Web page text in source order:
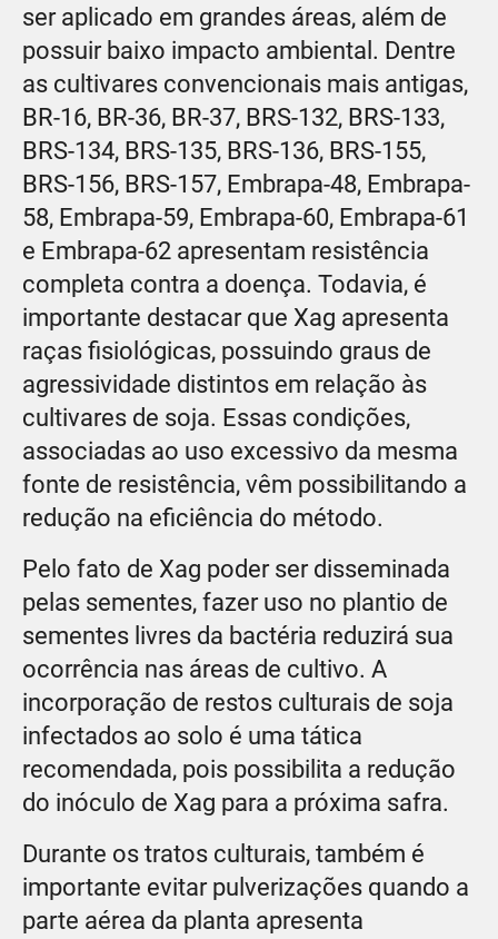
ser aplicado em grandes áreas, além de
possuir baixo impacto ambiental. Dentre
as cultivares convencionais mais antigas,
BR-16, BR-36, BR-37, BRS-132, BRS-133,
BRS-134, BRS-135, BRS-136, BRS-155,
BRS-156, BRS-157, Embrapa-48, Embrapa-
58, Embrapa-59, Embrapa-60, Embrapa-61
e Embrapa-62 apresentam resistência
completa contra a doença. Todavia, é
importante destacar que Xag apresenta
raças fisiológicas, possuindo graus de
agressividade distintos em relação às
cultivares de soja. Essas condições,
associadas ao uso excessivo da mesma
fonte de resistência, vêm possibilitando a
redução na eficiência do método.
Pelo fato de Xag poder ser disseminada
pelas sementes, fazer uso no plantio de
sementes livres da bactéria reduzirá sua
ocorrência nas áreas de cultivo. A
incorporação de restos culturais de soja
infectados ao solo é uma tática
recomendada, pois possibilita a redução
do inóculo de Xag para a próxima safra.
Durante os tratos culturais, também é
importante evitar pulverizações quando a
parte aérea da planta apresenta